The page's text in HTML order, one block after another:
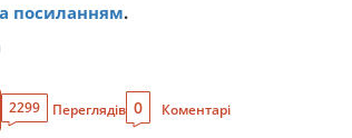
посиланням.
2299 Переглядів 0 Коментарі